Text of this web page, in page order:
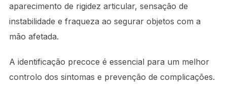
aparecimento de rigidez articular, sensação de
instabilidade e fraqueza ao segurar objetos com a
mão afetada.
A identificação precoce é essencial para um melhor
controlo dos sintomas e prevenção de complicações.